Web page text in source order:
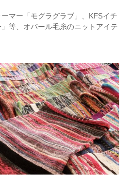
マー「モグラグラブ」、KFSイチ
等、オパール毛糸のニットアイテ